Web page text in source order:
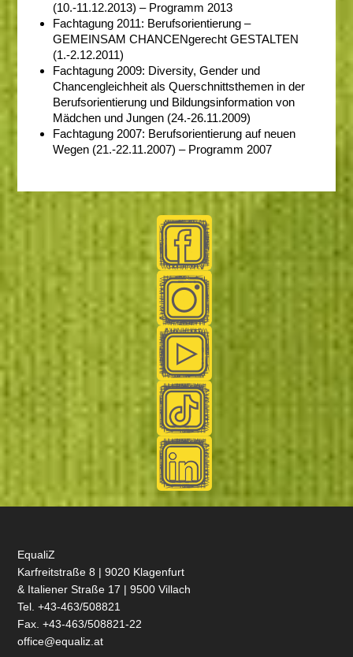
(10.-11.12.2013) – Programm 2013
Fachtagung 2011: Berufsorientierung –
GEMEINSAM CHANCENgerecht GESTALTEN
(1.-2.12.2011)
Fachtagung 2009: Diversity, Gender und
Chancengleichheit als Querschnittsthemen in der
Berufsorientierung und Bildungsinformation von
Mädchen und Jungen (24.-26.11.2009)
Fachtagung 2007: Berufsorientierung auf neuen
Wegen (21.-22.11.2007) – Programm 2007
EqualiZ
Karfreitstraße 8 | 9020 Klagenfurt
& Italiener Straße 17 | 9500 Villach
Tel. +43-463/508821
Fax. +43-463/508821-22
office@equaliz.at